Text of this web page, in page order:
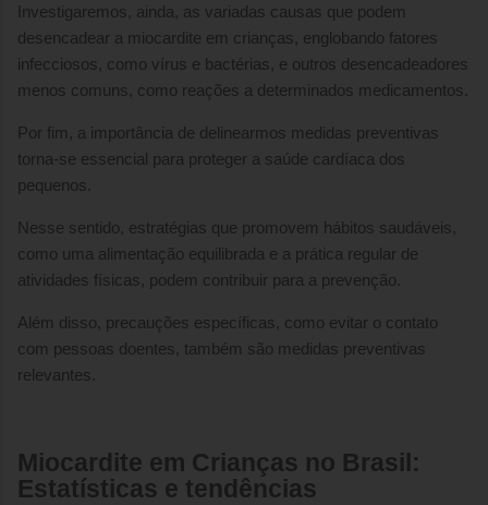
Investigaremos, ainda, as variadas causas que podem
desencadear a miocardite em crianças, englobando fatores
infecciosos, como vírus e bactérias, e outros desencadeadores
menos comuns, como reações a determinados medicamentos.
Por fim, a importância de delinearmos medidas preventivas
torna-se essencial para proteger a saúde cardíaca dos
pequenos.
Nesse sentido, estratégias que promovem hábitos saudáveis,
como uma alimentação equilibrada e a prática regular de
atividades físicas, podem contribuir para a prevenção.
Além disso, precauções específicas, como evitar o contato
com pessoas doentes, também são medidas preventivas
relevantes.
Miocardite em Crianças no Brasil:
Estatísticas e tendências